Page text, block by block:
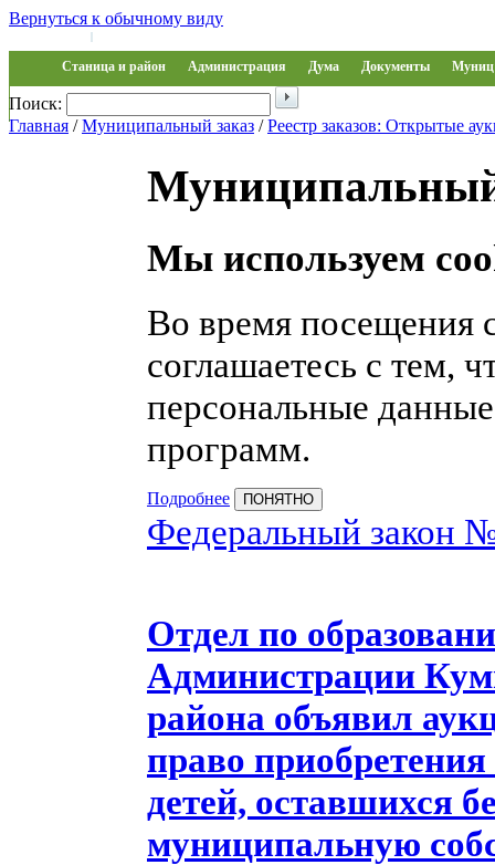
Вернуться к обычному виду
|
Станица и район Администрация Дума Документы Муниц
Обращения
Поиск:
Главная /Муниципальный заказ /Реестр заказов: Открытые
Муниципальный
Мы используем
Во время посещения
соглашаетесь с тем,
персональные
программ.
Подробнее ПОНЯТНО
Федеральный закон
Отдел по
Администрации
района объявил
право
детей, оставшихся
муниципальную